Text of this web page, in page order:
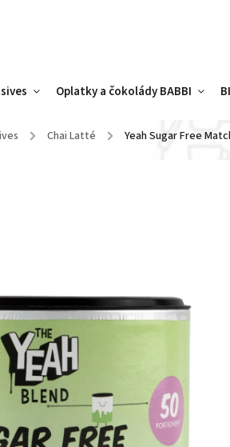
Oplatky a čokolády BABBI
/ Chai Latté / Yeah Sugar Free